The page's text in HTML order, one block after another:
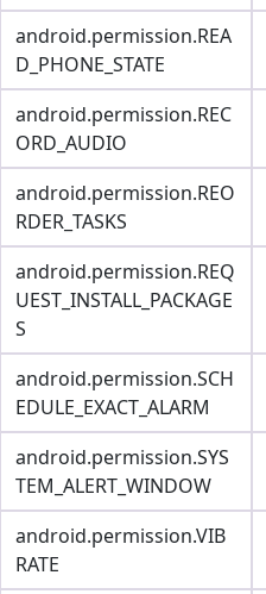
android.permission.REA
D_PHONE_STATE
android.permission.REC
ORD_AUDIO
android.permission.REO
RDER_TASKS
android.permission.REQ
UEST_INSTALL_PACKAGE
S
android.permission.SCH
EDULE_EXACT_ALARM
android.permission.SYS
TEM_ALERT_WINDOW
android.permission.VIB
RATE